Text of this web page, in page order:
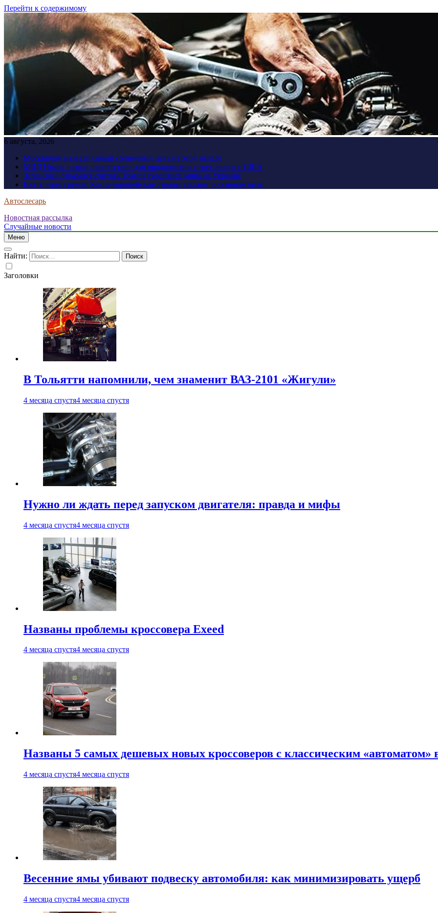
Перейти к содержимому
6 августа, 2026
Москвичам назвали самый солнечный день на этой неделе
МИД Ирана назвал препятствие для продолжения переговоров с США
Зеленский отказался считать Трампа гарантией мира на Украине
Ехать через греков: Какие европейские страны выдают россиянам визы
Автослесарь
Новостная рассылка
Случайные новости
Меню
Найти:
Заголовки
В Тольятти напомнили, чем знаменит ВАЗ-2101 «Жигули»
4 месяца спустя4 месяца спустя
Нужно ли ждать перед запуском двигателя: правда и мифы
4 месяца спустя4 месяца спустя
Названы проблемы кроссовера Exeed
4 месяца спустя4 месяца спустя
Названы 5 самых дешевых новых кроссоверов с классическим «автоматом»
4 месяца спустя4 месяца спустя
Весенние ямы убивают подвеску автомобиля: как минимизировать ущерб
4 месяца спустя4 месяца спустя